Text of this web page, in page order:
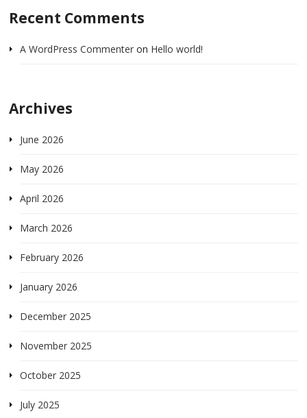
Recent Comments
A WordPress Commenteron Hello world!
Archives
June 2026
May 2026
April 2026
March 2026
February 2026
January 2026
December 2025
November 2025
October 2025
July 2025